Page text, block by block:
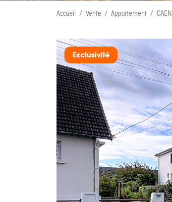
Accueil Vente Appartement CAEN
Exclusivité